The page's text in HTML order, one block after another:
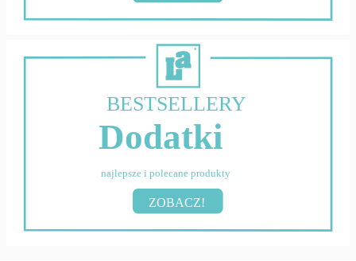
BESTSELLERY
Dodatki
najlepsze i polecane produkty
ZOBACZ!